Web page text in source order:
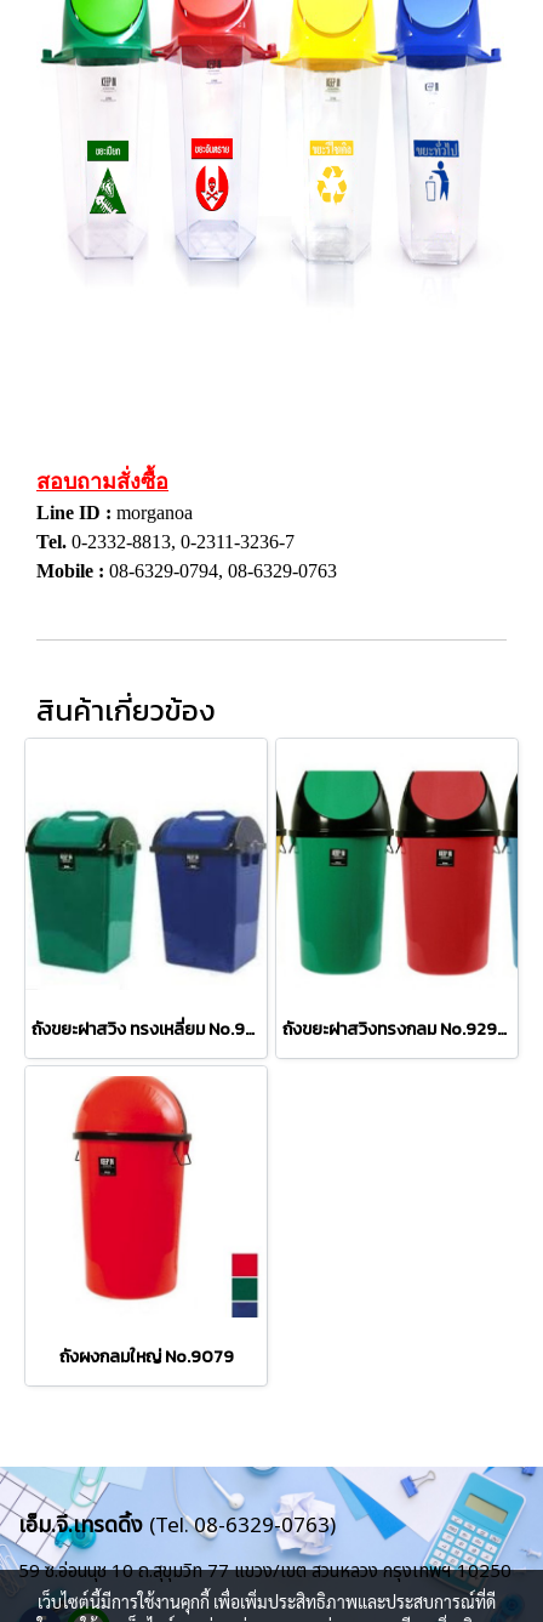
สอบถามสั่งซื้อ
Line ID : morganoa
Tel. 0-2332-8813, 0-2311-3236-7
Mobile : 08-6329-0794, 08-6329-0763
สินค้าเกี่ยวข้อง
ถังขยะฝาสวิง ทรงเหลี่ยม No.9258 ถังขยะฝาสวิงทรงกลม No.9294 (75L)
ถังผงกลมใหญ่ No.9079
เอ็ม.จี.เทรดดิ้ง (Tel. 08-6329-0763)
59 ซ.อ่อนนุช 10 ถ.สุขุมวิท 77แขวง/เขต สวนหลวงกรุงเทพฯ 10250
เว็บไซต์นี้มีการใช้งานคุกกี้ เพื่อเพิ่มประสิทธิภาพและประสบการณ์ที่ดี